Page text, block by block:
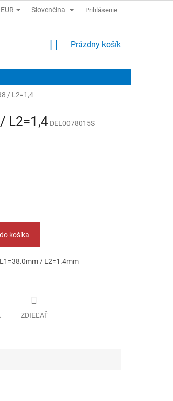
EUR Slovenčina Prihlásenie
NÁKUPNÝ
Prázdny košík
/ L2=1,4
L2=1,4 DEL0078015S
košíka
/ L2=1.4mm
ZDIEĽAŤ